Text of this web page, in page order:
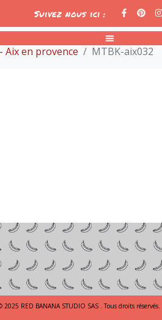
Suivez nous ici :
Aix en provence MTBK-aix032
2025 RED BANANA STUDIO SAS . Tous droits réservés.